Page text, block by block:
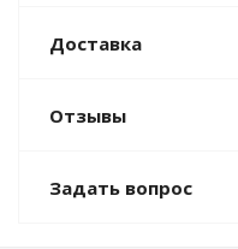
Доставка
Отзывы
Задать вопрос